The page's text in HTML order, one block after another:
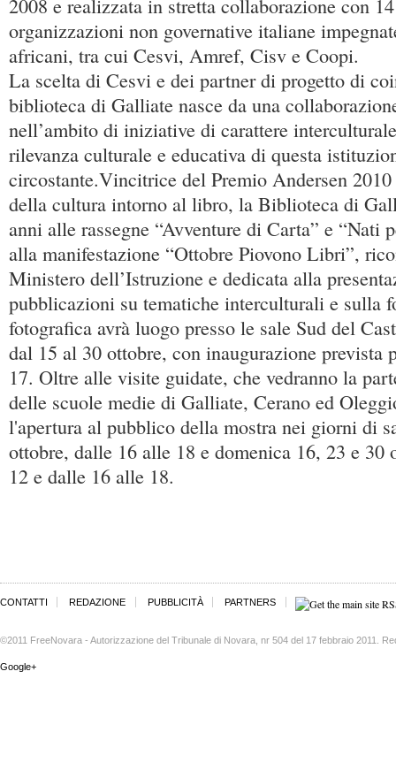
2008 e realizzata in stretta collaborazione con
organizzazioni non governative italiane
africani, tra cui Cesvi, Amref, Cisv e Coopi.
La scelta di Cesvi e dei partner di progetto di
biblioteca di Galliate nasce da una
nell’ambito di iniziative di carattere
rilevanza culturale e educativa di questa
circostante.Vincitrice del Premio Andersen
della cultura intorno al libro, la Biblioteca di
anni alle rassegne “Avventure di Carta” e “Nati
alla manifestazione “Ottobre Piovono Libri”,
Ministero dell’Istruzione e dedicata alla
pubblicazioni su tematiche interculturali e sulla
fotografica avrà luogo presso le sale Sud del
dal 15 al 30 ottobre, con inaugurazione prevista
17. Oltre alle visite guidate, che vedranno la
delle scuole medie di Galliate, Cerano ed
l'apertura al pubblico della mostra nei giorni di
ottobre, dalle 16 alle 18 e domenica 16, 23 e 30
12 e dalle 16 alle 18.
CONTATTI REDAZIONE PUBBLICITÀ PARTNERS
©2011 FreeNovara - Autorizzazione del Tribunale di Novara, nr 504 del 17 febbraio 2011.
Google+